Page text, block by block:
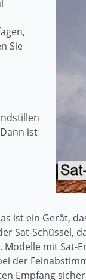
Sie
ist
ist ein Gerät,
Sat-
mit
der
Empfang